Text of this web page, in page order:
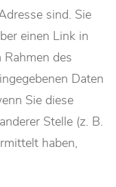
sind. Sie
einen Link in
des
Daten
Sie diese
Stelle (z. B.
haben,